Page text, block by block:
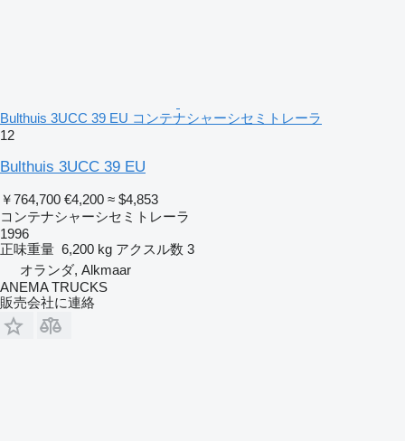
Bulthuis 3UCC 39 EU コンテナシャーシセミトレーラ
12
Bulthuis 3UCC 39 EU
￥764,700 €4,200 ≈ $4,853
コンテナシャーシセミトレーラ
1996
正味重量 6,200 kg アクスル数 3
オランダ, Alkmaar
ANEMA TRUCKS
販売会社に連絡